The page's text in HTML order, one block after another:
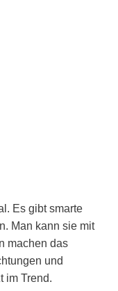
Es gibt smarte
Man kann sie mit
machen das
und
im Trend.